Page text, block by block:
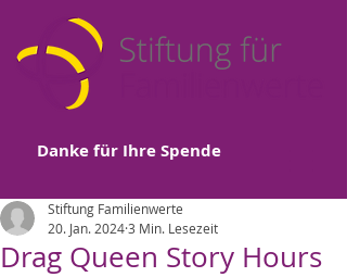
Danke für Ihre Spende
Drag Queen Story Hours
Stiftung Familienwerte
20. Jan. 20243 Min. Lesezeit